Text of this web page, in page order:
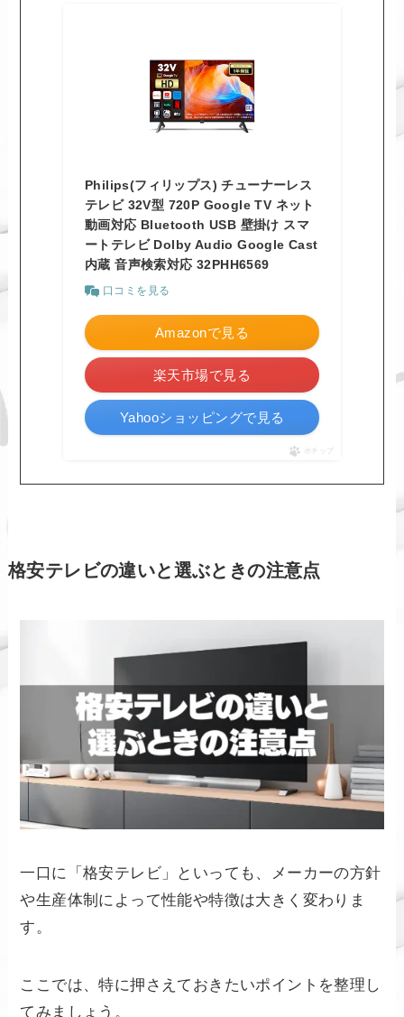
Philips(フィリップス) チューナーレス
テレビ 32V型 720P Google TV ネット
動画対応 Bluetooth USB 壁掛け スマ
ートテレビ Dolby Audio Google Cast
内蔵 音声検索対応 32PHH6569
口コミを見る
Amazonで見る
楽天市場で見る
Yahooショッピングで見る
ポチップ
格安テレビの違いと選ぶときの注意点
一口に「格安テレビ」といっても、メーカーの方針
や生産体制によって性能や特徴は大きく変わりま
す。
ここでは、特に押さえておきたいポイントを整理し
てみましょう。